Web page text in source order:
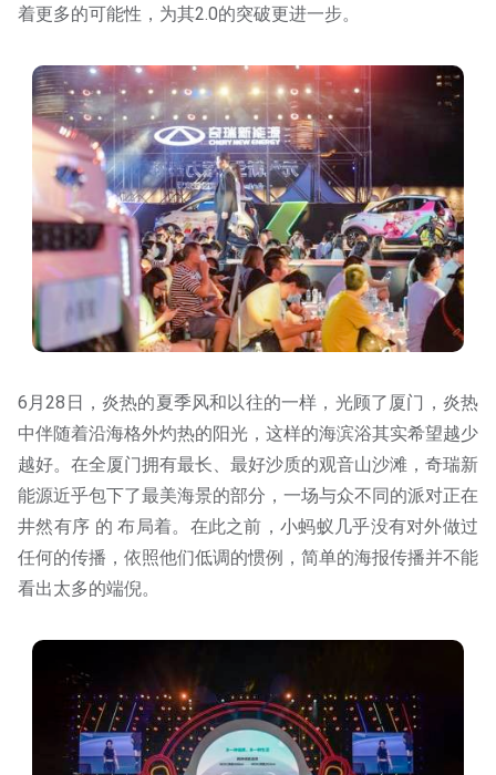
着更多的可能性，为其2.0的突破更进一步。
6月28日，炎热的夏季风和以往的一样，光顾了厦门，炎热
中伴随着沿海格外灼热的阳光，这样的海滨浴其实希望越少
越好。在全厦门拥有最长、最好沙质的观音山沙滩，奇瑞新
能源近乎包下了最美海景的部分，一场与众不同的派对正在
井然有序 的 布局着。在此之前，小蚂蚁几乎没有对外做过
任何的传播，依照他们低调的惯例，简单的海报传播并不能
看出太多的端倪。